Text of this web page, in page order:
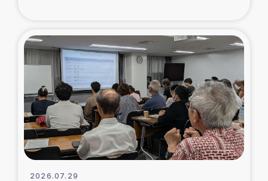
仮設住宅生活支援・農業復興支援
漁業復興支援
インターン・ボランティア日誌
経済自立支援事業
2026.07.29